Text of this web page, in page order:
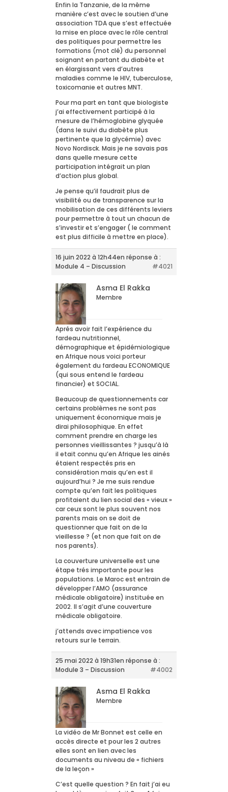
Enfin la Tanzanie, de la même
manière c’est avec le soutien d’une
association TDA que s’est effectuée
la mise en place avec le rôle central
des politiques pour permettre les
formations (mot clé) du personnel
soignant en partant du diabète et
en élargissant vers d’autres
maladies comme le HIV, tuberculose,
toxicomanie et autres MNT.
Pour ma part en tant que biologiste
j’ai effectivement participé à la
mesure de l’hémoglobine glyquée
(dans le suivi du diabète plus
pertinente que la glycémie) avec
Novo Nordisck. Mais je ne savais pas
dans quelle mesure cette
participation intégrait un plan
d’action plus global.
Je pense qu’il faudrait plus de
visibilité ou de transparence sur la
mobilisation de ces différents leviers
pour permettre à tout un chacun de
s’investir et s’engager ( le comment
est plus difficile à mettre en place).
16 juin 2022 à 12h44en réponse à :
Module 4 – Discussion
#4021
Asma El Rakka
Membre
Aprés avoir fait l’expérience du
fardeau nutritionnel,
démographique et épidémiologique
en Afrique nous voici porteur
également du fardeau ECONOMIQUE
(qui sous entend le fardeau
financier) et SOCIAL.
Beaucoup de questionnements car
certains problèmes ne sont pas
uniquement économique mais je
dirai philosophique. En effet
comment prendre en charge les
personnes vieillissantes ? jusqu’à là
il etait connu qu’en Afrique les ainés
étaient respectés pris en
considération mais qu’en est il
aujourd’hui ? Je me suis rendue
compte qu’en fait les politiques
profitaient du lien social des « vieux »
car ceux sont le plus souvent nos
parents mais on se doit de
questionner que fait on de la
vieillesse ? (et non que fait on de
nos parents).
La couverture universelle est une
étape trés importante pour les
populations. Le Maroc est entrain de
développer l’AMO (assurance
médicale obligatoire) instituée en
2002. Il s’agit d’une couverture
médicale obligatoire.
j’attends avec impatience vos
retours sur le terrain.
25 mai 2022 à 19h31en réponse à :
Module 3 – Discussion
#4002
Asma El Rakka
Membre
La vidéo de Mr Bonnet est celle en
accès directe et pour les 2 autres
elles sont en lien avec les
documents au niveau de « fichiers
de la leçon »
C’est quelle question ? En fait j’ai eu